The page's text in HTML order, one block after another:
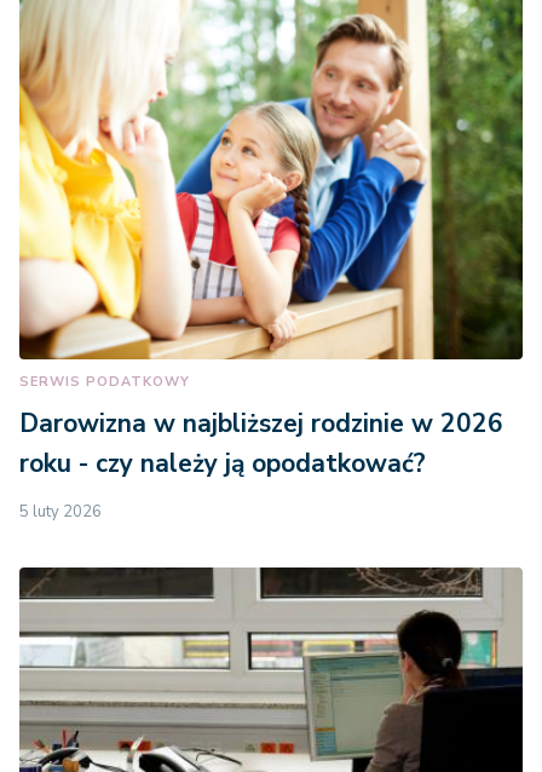
SERWIS PODATKOWY
Darowizna w najbliższej rodzinie w 2026
roku - czy należy ją opodatkować?
5 luty 2026